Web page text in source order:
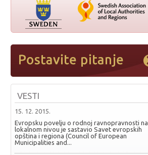
VESTI
15. 12. 2015.
Evropsku povelju o rodnoj ravnopravnosti na
lokalnom nivou je sastavio Savet evropskih
opština i regiona (Council of European
Municipalities and...